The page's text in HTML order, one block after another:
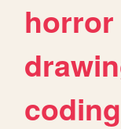
horror
coding